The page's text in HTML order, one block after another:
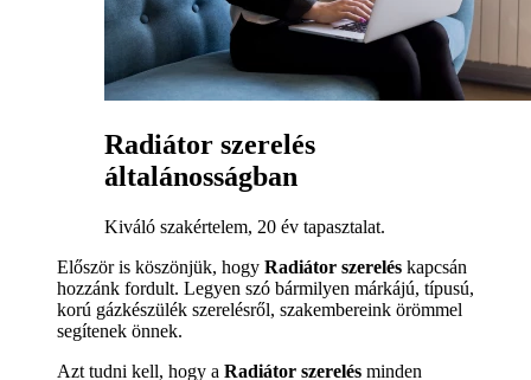
Radiátor szerelés
általánosságban
Kiváló szakértelem, 20 év tapasztalat.
Először is köszönjük, hogy Radiátor szerelés kapcsán
hozzánk fordult. Legyen szó bármilyen márkájú, típusú,
korú gázkészülék szerelésről, szakembereink örömmel
segítenek önnek.
Azt tudni kell, hogy a Radiátor szerelés minden